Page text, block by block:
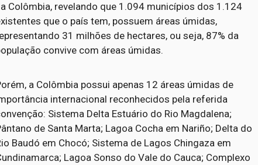
Colômbia, revelando que 1.094 municípios dos 1.124
que o país tem, possuem áreas úmidas,
31 milhões de hectares, ou seja, 87% da
convive com áreas úmidas.
a Colômbia possui apenas 12 áreas úmidas de
internacional reconhecidos pela referida
Sistema Delta Estuário do Rio Magdalena;
de Santa Marta; Lagoa Cocha em Nariño; Delta do
Baudó em Chocó; Sistema de Lagos Chingaza em
Lagoa Sonso do Vale do Cauca; Complexo